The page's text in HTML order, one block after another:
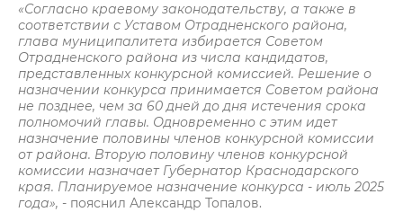
«Согласно краевому законодательству, а также в
соответствии с Уставом Отрадненского района,
глава муниципалитета избирается Советом
Отрадненского района из числа кандидатов,
представленных конкурсной комиссией. Решение о
назначении конкурса принимается Советом района
не позднее, чем за 60 дней до дня истечения срока
полномочий главы. Одновременно с этим идет
назначение половины членов конкурсной комиссии
от района. Вторую половину членов конкурсной
комиссии назначает Губернатор Краснодарского
края. Планируемое назначение конкурса - июль 2025
года», - пояснил Александр Топалов.